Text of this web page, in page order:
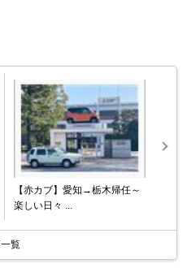
【赤カブ】愛知→栃木帰任～
楽しい日々 ...
覧